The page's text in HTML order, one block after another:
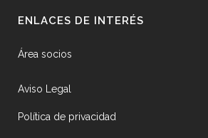
ENLACES DE INTERÉS
Área socios
Aviso Legal
Política de privacidad